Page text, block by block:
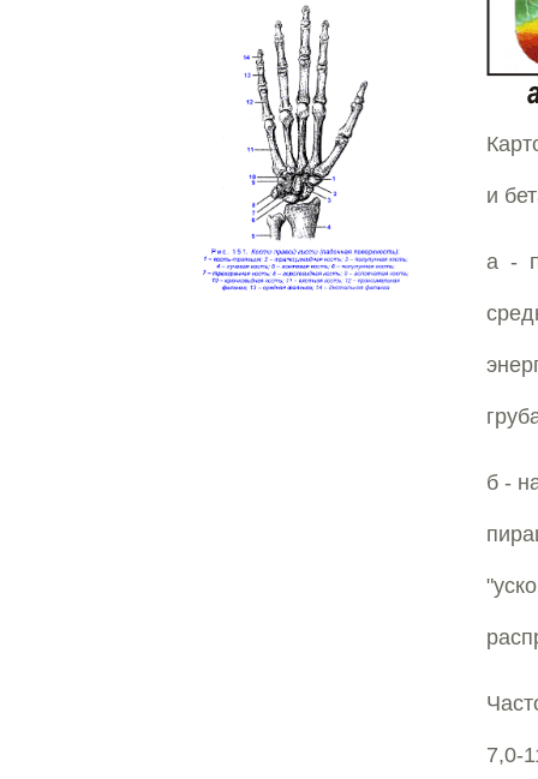
и
а -
б -
7,0-